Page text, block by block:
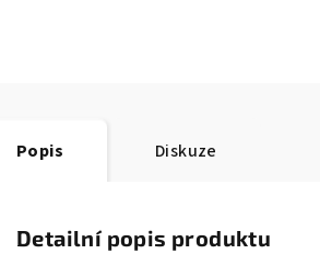
Popis Diskuze
Detailní popis produktu